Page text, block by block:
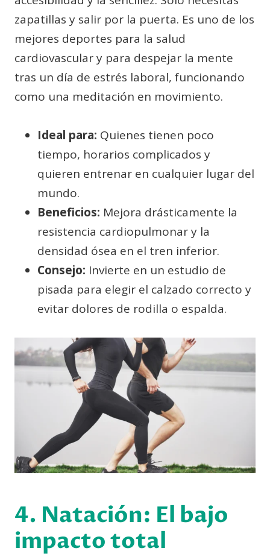
zapatillas y salir por la puerta. Es uno de los
mejores deportes para la salud
cardiovascular y para despejar la mente
tras un día de estrés laboral, funcionando
como una meditación en movimiento.
Ideal para: Quienes tienen poco
tiempo, horarios complicados y
quieren entrenar en cualquier lugar del
mundo.
Beneficios: Mejora drásticamente la
resistencia cardiopulmonar y la
densidad ósea en el tren inferior.
Consejo: Invierte en un estudio de
pisada para elegir el calzado correcto y
evitar dolores de rodilla o espalda.
4. Natación: El bajo
impacto total